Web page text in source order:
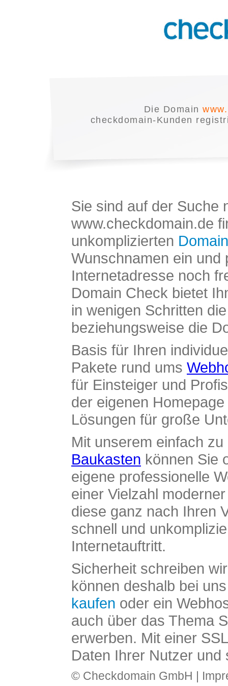
Die Domain
checkdomain-Kunden
Sie sind auf der Suche
www.checkdomain.de
unkomplizierten
Wunschnamen ein und
Internetadresse noch
Domain Check bietet
in wenigen Schritten
beziehungsweise die
Basis für Ihren
Pakete rund ums
für Einsteiger und
der eigenen
Lösungen für große
Mit unserem einfach
Baukasten können Sie
eigene professionelle
einer Vielzahl
diese ganz nach Ihren
schnell und
Internetauftritt.
Sicherheit schreiben
können deshalb bei
kaufen oder ein
auch über das Thema
erwerben. Mit einer
Daten Ihrer Nutzer und
© Checkdomain GmbH |